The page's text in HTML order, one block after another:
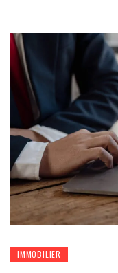
IMMOBILIER